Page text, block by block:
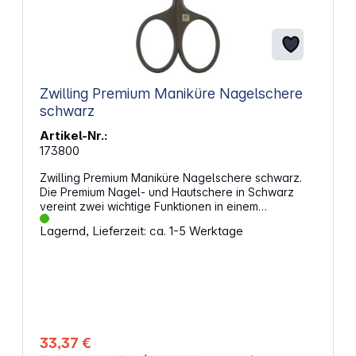
Zwilling Premium Maniküre Nagelschere
schwarz
Artikel-Nr.:
173800
Zwilling Premium Maniküre Nagelschere schwarz.
Die Premium Nagel- und Hautschere in Schwarz
vereint zwei wichtige Funktionen in einem
praktischen Tool. Mit ihren scharfen, leicht
gebogenen Klingen und der feinen, zusätzlich
ergonomische Design sorgt für optimale
Handhabung und maximalen Komfort.
Lagernd, Lieferzeit: ca. 1-5 Werktage
33,37 €